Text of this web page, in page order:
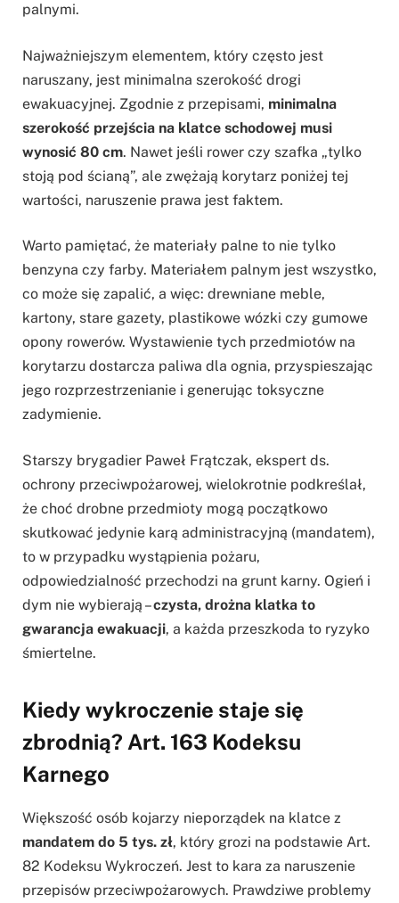
palnymi.
Najważniejszym elementem, który często jest
naruszany, jest minimalna szerokość drogi
ewakuacyjnej. Zgodnie z przepisami, minimalna
szerokość przejścia na klatce schodowej musi
wynosić 80 cm. Nawet jeśli rower czy szafka „tylko
stoją pod ścianą”, ale zwężają korytarz poniżej tej
wartości, naruszenie prawa jest faktem.
Warto pamiętać, że materiały palne to nie tylko
benzyna czy farby. Materiałem palnym jest wszystko,
co może się zapalić, a więc: drewniane meble,
kartony, stare gazety, plastikowe wózki czy gumowe
opony rowerów. Wystawienie tych przedmiotów na
korytarzu dostarcza paliwa dla ognia, przyspieszając
jego rozprzestrzenianie i generując toksyczne
zadymienie.
Starszy brygadier Paweł Frątczak, ekspert ds.
ochrony przeciwpożarowej, wielokrotnie podkreślał,
że choć drobne przedmioty mogą początkowo
skutkować jedynie karą administracyjną (mandatem),
to w przypadku wystąpienia pożaru,
odpowiedzialność przechodzi na grunt karny. Ogień i
dym nie wybierają –czysta, drożna klatka to
gwarancja ewakuacji, a każda przeszkoda to ryzyko
śmiertelne.
Kiedy wykroczenie staje się
zbrodnią? Art. 163 Kodeksu
Karnego
Większość osób kojarzy nieporządek na klatce z
mandatem do 5 tys. zł, który grozi na podstawie Art.
82 Kodeksu Wykroczeń. Jest to kara za naruszenie
przepisów przeciwpożarowych. Prawdziwe problemy